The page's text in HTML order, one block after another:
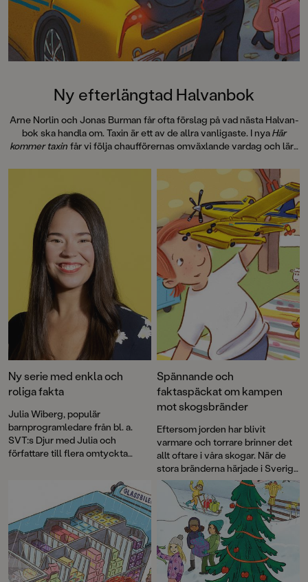
SvD"Mycket underhållande,
särskilt att rutscha med i Jenny
Dahlbergs bilder som inte sitter still
en enda sekund. På vartenda
uppslag finns tusen detaljer att
följa familjens hund på dess
sniffande äventyr." - Pia Huss,
DN"En bok som kommer att locka
till skratt hos såväl små som stora." -
BTJ.
Ny efterlängtad Halvanbok
Arne Norlin och Jonas Burman får ofta förslag på vad nästa Halvan-
bok ska handla om. Taxin är ett av de allra vanligaste. I nyaHär
kommer taxin får vi följa chaufförernas omväxlande vardag och lära
första svenska taxin såg ut.
Ny serie med enkla och
roliga fakta
Julia Wiberg, populär
barnprogramledare från bl. a.
SVT:s Djur med Julia och
författare till flera omtyckta
faktaboksserie med spännande
ämnen för alla nyfikna barn i
förskoleåldern.
Spännande och
faktaspäckat om kampen
mot skogsbränder
Eftersom jorden har blivit
varmare och torrare brinner det
allt oftare i våra skogar. När de
stora bränderna härjade i Sverige
2018 uppstod idén att skapa en
faktabok för barn och låta Arne
Norlins och Jonas Burmans
populära barnbokskaraktär
Halvan prova på
brandflygaryrket.